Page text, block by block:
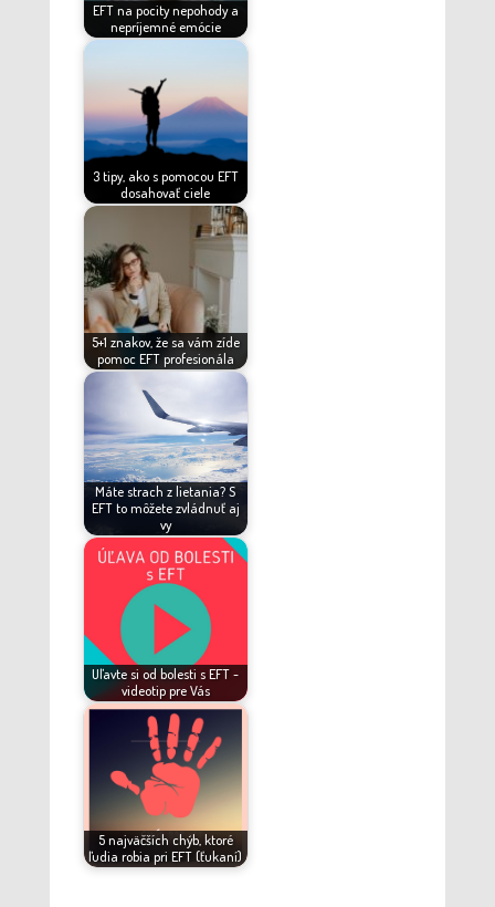
EFT na pocity nepohody a
nepríjemné emócie
3 tipy, ako s pomocou EFT
dosahovať ciele
5+1 znakov, že sa vám zíde
pomoc EFT profesionála
Máte strach z lietania? S
EFT to môžete zvládnuť aj
vy
Uľavte si od bolesti s EFT -
videotip pre Vás
5 najväčších chýb, ktoré
ľudia robia pri EFT (ťukaní)